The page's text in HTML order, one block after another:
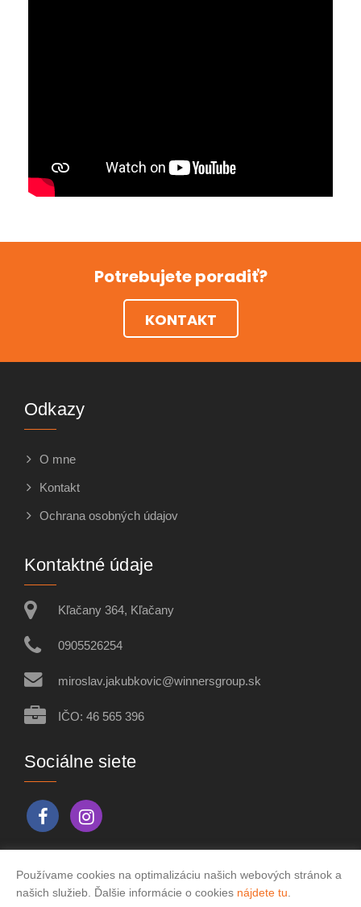
Potrebujete poradiť?
KONTAKT
Odkazy
O mne
Kontakt
Ochrana osobných údajov
Kontaktné údaje
Kľačany 364, Kľačany
0905526254
miroslav.jakubkovic@winnersgroup.sk
IČO: 46 565 396
Sociálne siete
Vytvorené v systémuCHYTRÝ WEB MAKLÉRA
Používame cookies na optimalizáciu našich webových stránok a
našich služieb. Ďalšie informácie o cookies nájdete tu